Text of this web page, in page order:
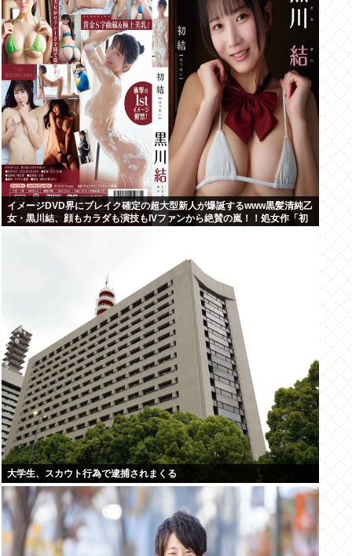
イメージDVD界にブレイク確定の超大型新人が爆誕するwww黒髪清純乙
女・黒川結、顔もカラダも演技もIVファンから絶賛の嵐！！処女作「初
大学生、スカウト行為で逮捕されまくる